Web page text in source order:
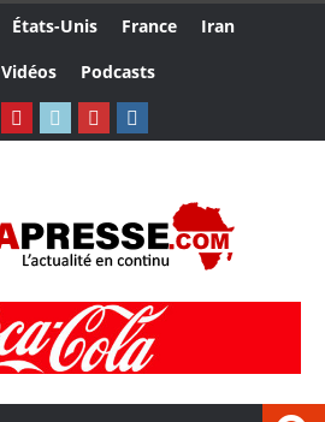
États-Unis France
Iran
Vidéos Podcasts